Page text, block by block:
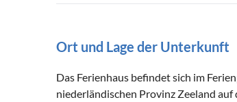
Ort und Lage der Unterkunft
Das Ferienhaus befindet sich im
niederländischen Provinz Zeeland